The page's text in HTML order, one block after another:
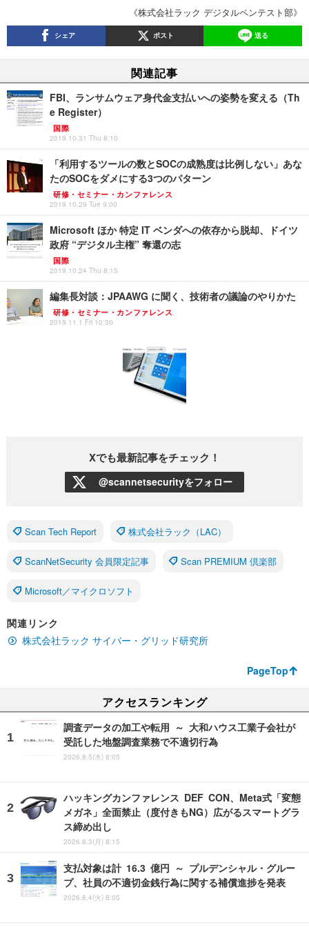
《株式会社ラック デジタルペンテスト部》
シェア ポスト 送る
関連記事
FBI、ランサムウェア身代金支払いへの姿勢を変える（Th
e Register）
国際
2019.10.31 Thu 8:10
「利用するツールの数とSOCの成熟度は比例しない」あな
たのSOCをダメにする3つのパターン
研修・セミナー・カンファレンス
2019.10.29 Tue 9:00
Microsoft ほか 特定 IT ベンダへの依存から脱却、ドイツ
政府 “デジタル主権” 奪還の志
国際
2019.10.24 Thu 8:15
編集長対談：JPAAWG に聞く、技術者の議論のやりかた
研修・セミナー・カンファレンス
2019.11.1 Fri 10:30
Xでも最新記事をチェック！
@scannetsecurityをフォロー
Scan Tech Report 株式会社ラック（LAC）
ScanNetSecurity 会員限定記事 Scan PREMIUM 倶楽部
Microsoft／マイクロソフト
関連リンク
株式会社ラック サイバー・グリッド研究所
PageTop
アクセスランキング
調査データの加工や転用 ～ 大和ハウス工業子会社が
受託した地盤調査業務で不適切行為
2026.8.5(水) 8:05
ハッキングカンファレンス DEF CON、Meta式「変態
メガネ」全面禁止（度付きもNG）広がるスマートグラ
ス締め出し
2026.8.3(月) 8:15
支払対象は計 16.3 億円 ～ プルデンシャル・グルー
プ、社員の不適切金銭行為に関する補償進捗を発表
2026.8.4(火) 8:05